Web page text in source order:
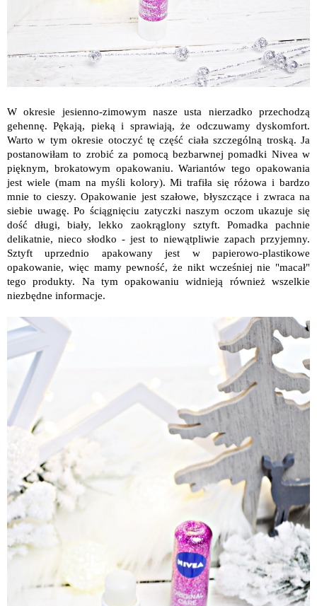
W okresie jesienno-zimowym nasze usta nierzadko przechodzą
gehennę. Pękają, pieką i sprawiają, że odczuwamy dyskomfort.
Warto w tym okresie otoczyć tę część ciała szczególną troską. Ja
postanowiłam to zrobić za pomocą bezbarwnej pomadki Nivea w
pięknym, brokatowym opakowaniu. Wariantów tego opakowania
jest wiele (mam na myśli kolory). Mi trafiła się różowa i bardzo
mnie to cieszy. Opakowanie jest szałowe, błyszczące i zwraca na
siebie uwagę. Po ściągnięciu zatyczki naszym oczom ukazuje się
dość długi, biały, lekko zaokrąglony sztyft. Pomadka pachnie
delikatnie, nieco słodko - jest to niewątpliwie zapach przyjemny.
Sztyft uprzednio apakowany jest w papierowo-plastikowe
opakowanie, więc mamy pewność, że nikt wcześniej nie "macał"
tego produkty. Na tym opakowaniu widnieją również wszelkie
niezbędne informacje.